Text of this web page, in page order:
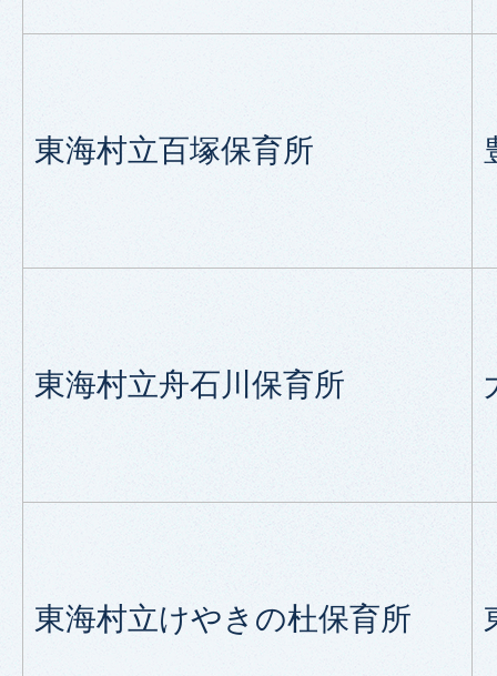
東海村立百塚保育所
東海村立舟石川保育所
東海村立けやきの杜保育所